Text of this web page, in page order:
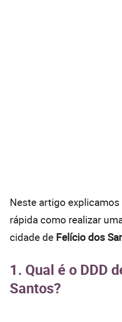
Neste artigo
rápida como realizar
cidade de Felício dos
1. Qual é o DDD
Santos?